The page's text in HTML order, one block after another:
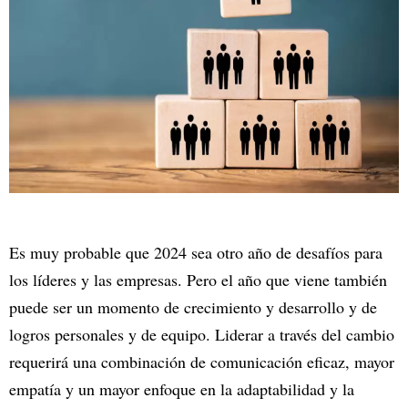
Es muy probable que 2024 sea otro año de desafíos para
los líderes y las empresas. Pero el año que viene también
puede ser un momento de crecimiento y desarrollo y de
logros personales y de equipo. Liderar a través del cambio
requerirá una combinación de comunicación eficaz, mayor
empatía y un mayor enfoque en la adaptabilidad y la